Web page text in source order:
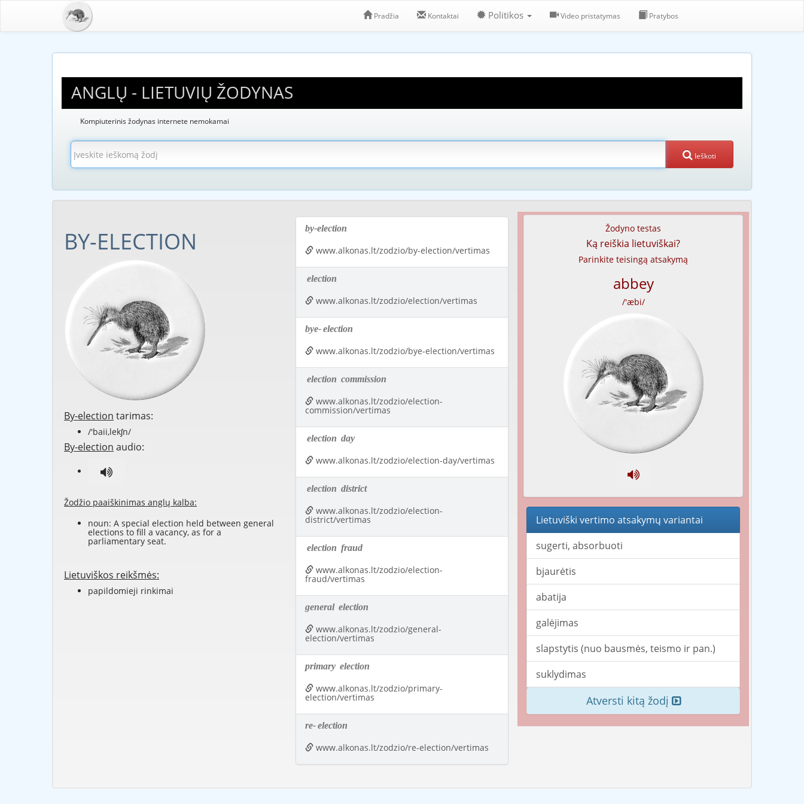
Pradžia Kontaktai Politikos Video pristatymas Pratybos
ANGLŲ - LIETUVIŲ ŽODYNAS
Kompiuterinis žodynas internete nemokamai
Ieškoti
BY-ELECTION
By-election tarimas:
/'baii,lekʃn/
By-election audio:
Žodžio paaiškinimas anglų kalba:
noun: A special election held between general
elections to fill a vacancy, as for a
parliamentary seat.
Lietuviškos reikšmės:
papildomieji rinkimai
by-election
www.alkonas.lt/zodzio/by-election/vertimas
election
www.alkonas.lt/zodzio/election/vertimas
bye-election
www.alkonas.lt/zodzio/bye-election/vertimas
election commission
www.alkonas.lt/zodzio/election-
commission/vertimas
election day
www.alkonas.lt/zodzio/election-day/vertimas
election district
www.alkonas.lt/zodzio/election-
district/vertimas
election fraud
www.alkonas.lt/zodzio/election-
fraud/vertimas
general election
www.alkonas.lt/zodzio/general-
election/vertimas
primary election
www.alkonas.lt/zodzio/primary-
election/vertimas
re-election
www.alkonas.lt/zodzio/re-election/vertimas
Žodyno testas
Ką reiškia lietuviškai?
Parinkite teisingą atsakymą
abbey
/'æbi/
Lietuviški vertimo atsakymų variantai
sugerti, absorbuoti
bjaurėtis
abatija
galėjimas
slapstytis (nuo bausmės, teismo ir pan.)
suklydimas
Atversti kitą žodį